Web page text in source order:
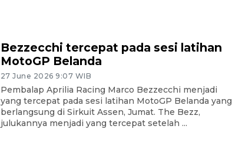
Bezzecchi tercepat pada sesi latihan
MotoGP Belanda
27 June 2026 9:07 WIB
Pembalap Aprilia Racing Marco Bezzecchi menjadi
yang tercepat pada sesi latihan MotoGP Belanda yang
berlangsung di Sirkuit Assen, Jumat. The Bezz,
julukannya menjadi yang tercepat setelah ...